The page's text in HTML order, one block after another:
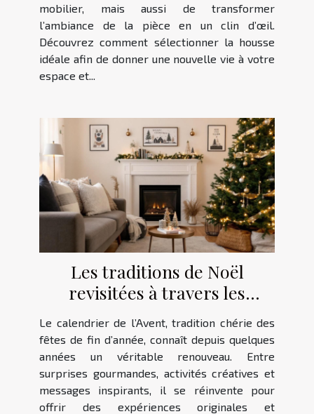
mobilier, mais aussi de transformer
l’ambiance de la pièce en un clin d’œil.
Découvrez comment sélectionner la housse
idéale afin de donner une nouvelle vie à votre
espace et...
Les traditions de Noël
revisitées à travers les
calendriers de l'Avent
Le calendrier de l’Avent, tradition chérie des
fêtes de fin d’année, connaît depuis quelques
années un véritable renouveau. Entre
surprises gourmandes, activités créatives et
messages inspirants, il se réinvente pour
offrir des expériences originales et